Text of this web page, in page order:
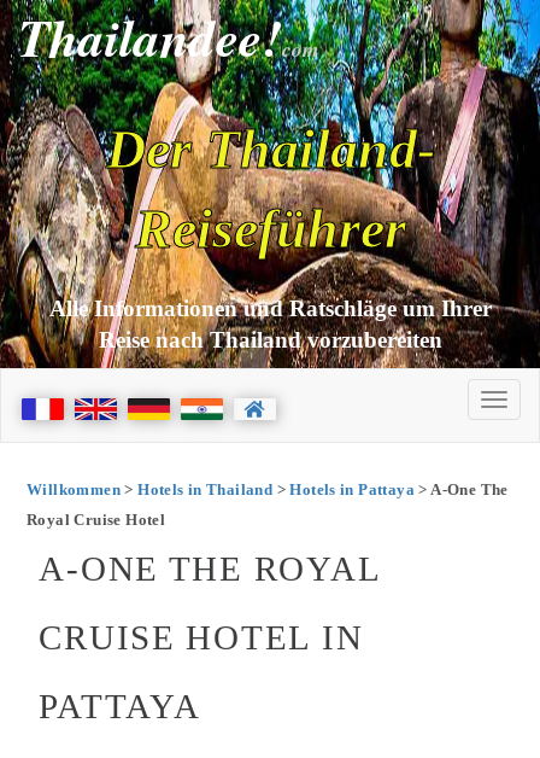
Thailandee!com
Der Thailand-
Reiseführer
Alle Informationen und Ratschläge um Ihrer
Reise nach Thailand vorzubereiten
Willkommen>Hotels in Thailand >Hotels in Pattaya > A-One The
Royal Cruise Hotel
A-ONE THE ROYAL
CRUISE HOTEL IN
PATTAYA